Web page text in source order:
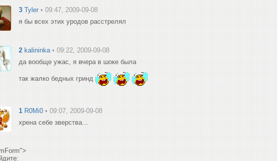
3 Tyler • 09:47, 2009-09-08
я бы всех этих уродов расстрелял
2 kalininka • 09:22, 2009-09-08
да вообще ужас, я вчера в шоке была
так жалко бедных гринд
1 R0Mi0 • 09:07, 2009-09-08
хрена себе зверства...